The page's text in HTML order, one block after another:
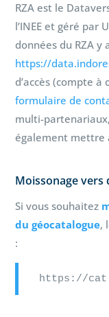
RZA est le
l’INEE et géré par
données du RZA y
https://
d’accès (compte
formulaire de
multi-
également mettre
Moissonage vers
Si vous souhaitez
du géocatalogue,
:
https://